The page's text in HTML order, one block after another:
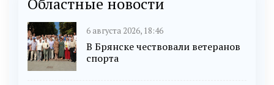
6 августа 2026, 18:46
В Брянске чествовали ветеранов
спорта